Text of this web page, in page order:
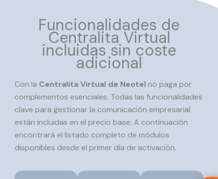
Funcionalidades de
Centralita Virtual
incluidas sin coste
adicional
Con la Centralita Virtual de Neotel no paga por
complementos esenciales. Todas las funcionalidades
clave para gestionar la comunicación empresarial
están incluidas en el precio base. A continuación
encontrará el listado completo de módulos
disponibles desde el primer día de activación.